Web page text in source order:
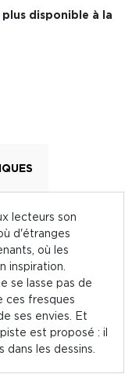
disponible à la
lecteurs son
d'étranges
où les
inspiration.
se lasse pas de
ces fresques
ses envies. Et
est proposé : il
les dessins.